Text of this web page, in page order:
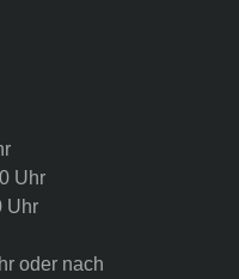
Uhr
Uhr
oder nach